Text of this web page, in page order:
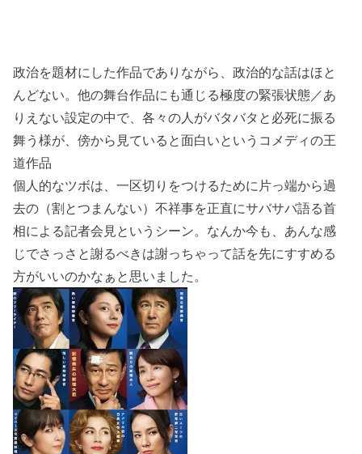
政治を題材にした作品でありながら、政治的な話はほと
んどない。他の舞台作品にも通じる極度の緊張状態／あ
りえない設定の中で、各々の人がバタバタと必死に振る
舞う様が、傍から見ていると面白いというコメディの王
道作品
個人的なツボは、一区切りをつけるために片っ端から過
去の（割とつまんない）不祥事を正直にサバサバ語る首
相による記者会見というシーン。なんか今も、あんな感
じでさっさと謝るべきは謝っちゃって話を先にすすめる
方がいいのかなぁと思いました。